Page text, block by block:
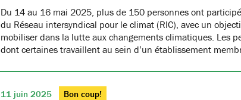
Du 14 au 16 mai 2025, plus de 150 personnes ont
du Réseau intersyndical pour le climat (RIC), avec un
mobiliser dans la lutte aux changements climatiques. Les
dont certaines travaillent au sein d’un établissement
11 juin 2025 Bon coup!